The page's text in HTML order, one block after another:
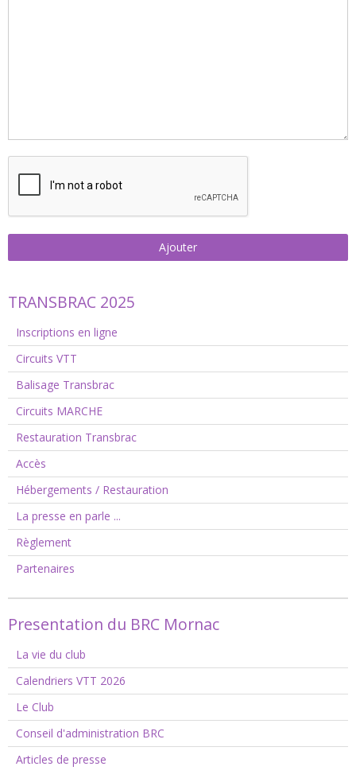
Ajouter
TRANSBRAC 2025
Inscriptions en ligne
Circuits VTT
Balisage Transbrac
Circuits MARCHE
Restauration Transbrac
Accès
Hébergements / Restauration
La presse en parle ...
Règlement
Partenaires
Presentation du BRC Mornac
La vie du club
Calendriers VTT 2026
Le Club
Conseil d'administration BRC
Articles de presse